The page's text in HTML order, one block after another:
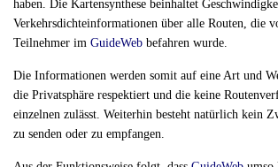
haben. Die Kartensynthese beinhaltet
Verkehrsdichteinformationen über alle Routen, die
Teilnehmer im GuideWeb befahren wurde.
Die Informationen werden somit auf eine Art und
die Privatsphäre respektiert und die keine
einzelnen zulässt. Weiterhin besteht natürlich kein
zu senden oder zu empfangen.